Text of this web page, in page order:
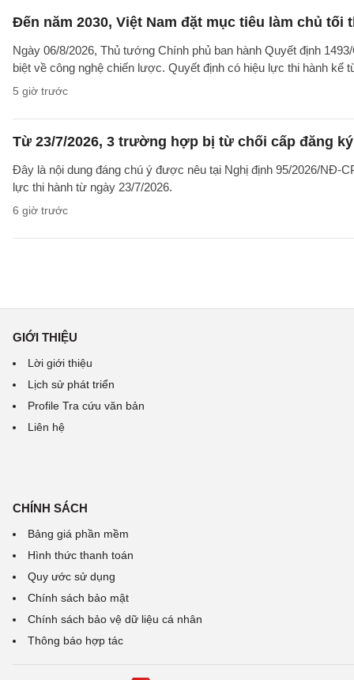
Đến năm 2030, Việt Nam đặt mục tiêu làm chủ
Ngày 06/8/2026, Thủ tướng Chính phủ ban hành Quyết định
biệt về công nghệ chiến lược. Quyết định có hiệu lực thi hành kể
5 giờ trước
Từ 23/7/2026, 3 trường hợp bị từ chối cấp đăng
Đây là nội dung đáng chú ý được nêu tại Nghị định 95/2026/NĐ-
lực thi hành từ ngày 23/7/2026.
6 giờ trước
GIỚI THIỆU
Lời giới thiệu
Lịch sử phát triển
Profile Tra cứu văn bản
Liên hệ
CHÍNH SÁCH
Bảng giá phần mềm
Hình thức thanh toán
Quy ước sử dụng
Chính sách bảo mật
Chính sách bảo vệ dữ liệu cá nhân
Thông báo hợp tác